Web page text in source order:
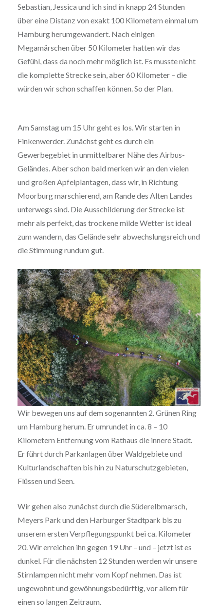
Sebastian, Jessica und ich sind in knapp 24 Stunden
über eine Distanz von exakt 100 Kilometern einmal um
Hamburg herumgewandert. Nach einigen
Megamärschen über 50 Kilometer hatten wir das
Gefühl, dass da noch mehr möglich ist. Es musste nicht
die komplette Strecke sein, aber 60 Kilometer – die
würden wir schon schaffen können. So der Plan.
Am Samstag um 15 Uhr geht es los. Wir starten in
Finkenwerder. Zunächst geht es durch ein
Gewerbegebiet in unmittelbarer Nähe des Airbus-
Geländes. Aber schon bald merken wir an den vielen
und großen Apfelplantagen, dass wir, in Richtung
Moorburg marschierend, am Rande des Alten Landes
unterwegs sind. Die Ausschilderung der Strecke ist
mehr als perfekt, das trockene milde Wetter ist ideal
zum wandern, das Gelände sehr abwechslungsreich und
die Stimmung rundum gut.
Wir bewegen uns auf dem sogenannten 2. Grünen Ring
um Hamburg herum. Er umrundet in ca. 8 – 10
Kilometern Entfernung vom Rathaus die innere Stadt.
Er führt durch Parkanlagen über Waldgebiete und
Kulturlandschaften bis hin zu Naturschutzgebieten,
Flüssen und Seen.
Wir gehen also zunächst durch die Süderelbmarsch,
Meyers Park und den Harburger Stadtpark bis zu
unserem ersten Verpflegungspunkt bei ca. Kilometer
20. Wir erreichen ihn gegen 19 Uhr – und – jetzt ist es
dunkel. Für die nächsten 12 Stunden werden wir unsere
Stirnlampen nicht mehr vom Kopf nehmen. Das ist
ungewohnt und gewöhnungsbedürftig, vor allem für
einen so langen Zeitraum.